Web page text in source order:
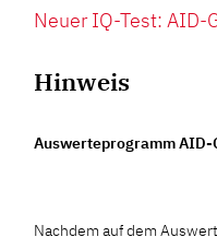
Neuer IQ-Test: AID-
Hinweis
Auswerteprogramm AID-
Nachdem auf dem